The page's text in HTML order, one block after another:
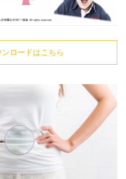
ロードはこちら